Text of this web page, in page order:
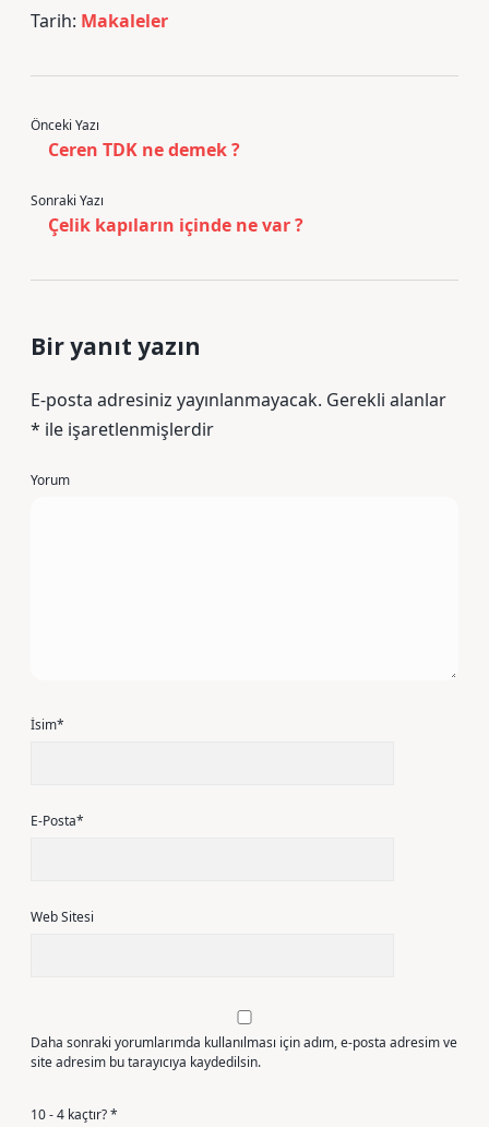
Tarih: Makaleler
Önceki Yazı
Ceren TDK ne demek ?
Sonraki Yazı
Çelik kapıların içinde ne var ?
Bir yanıt yazın
E-posta adresiniz yayınlanmayacak. Gerekli alanlar
* ile işaretlenmişlerdir
Yorum
İsim*
E-Posta*
Web Sitesi
Daha sonraki yorumlarımda kullanılması için adım, e-posta adresim ve
site adresim bu tarayıcıya kaydedilsin.
10 - 4 kaçtır?*